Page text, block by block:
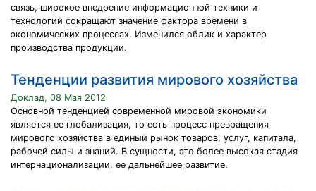
связь, широкое внедрение информационной техники и
технологий сокращают значение фактора времени в
экономических процессах. Изменился облик и характер
производства продукции.
Тенденции развития мирового хозяйства
Доклад, 08 Мая 2012
Основной тенденцией современной мировой экономики
является ее глобализация, то есть процесс превращения
мирового хозяйства в единый рынок товаров, услуг, капитала,
рабочей силы и знаний. В сущности, это более высокая стадия
интернационализации, ее дальнейшее развитие.